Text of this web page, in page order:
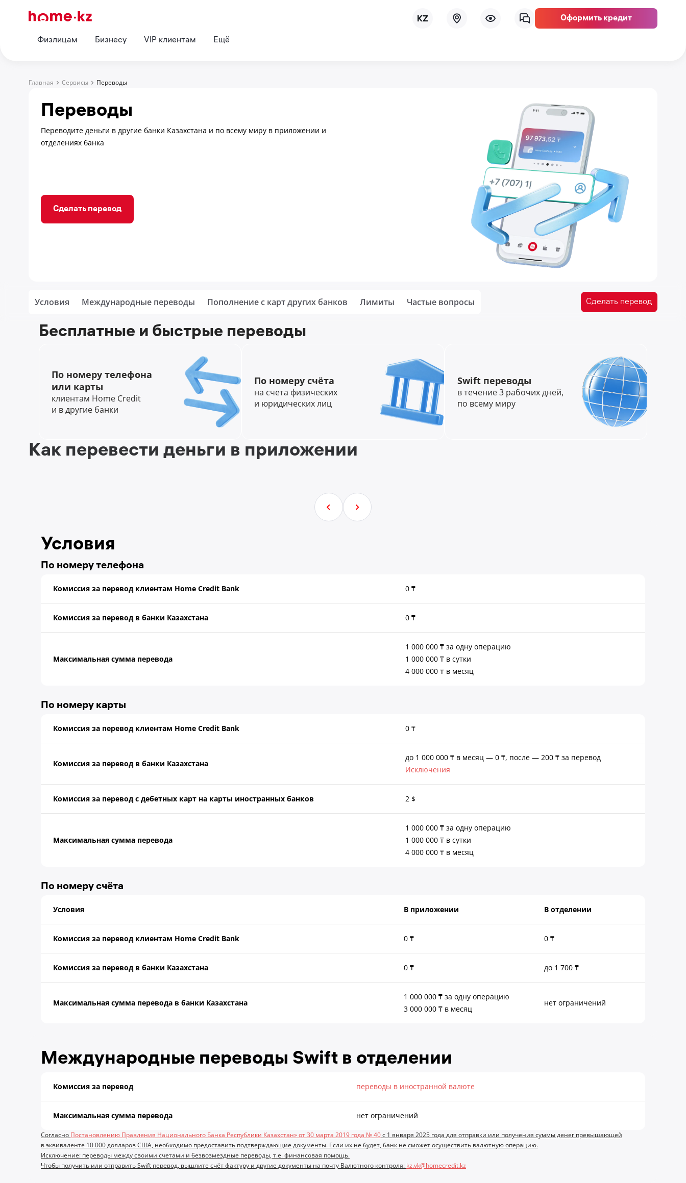
Оформить кредит
Физлицам Бизнесу VIP клиентам Ещё
Главная Сервисы Переводы
Переводы
Переводите деньги в другие банки Казахстана и по всему миру в приложении и
отделениях банка
Сделать перевод
Условия Международные переводы Пополнение с карт других банков Лимиты Частые вопросы Сделать перевод
Бесплатные и быстрые переводы
По номеру телефона
или карты
клиентам Home Credit
и в другие банки
По номеру счёта
на счета физических
и юридических лиц
Swift переводы
в течение 3 рабочих дней,
по всему миру
Как перевести деньги в приложении
Условия
По номеру телефона
Комиссия за перевод клиентам Home Credit Bank 0 ₸
Комиссия за перевод в банки Казахстана 0 ₸
Максимальная сумма перевода
1 000 000 ₸ за одну операцию
1 000 000 ₸ в сутки
4 000 000 ₸ в месяц
По номеру карты
Комиссия за перевод клиентам Home Credit Bank 0 ₸
Комиссия за перевод в банки Казахстана
до 1 000 000 ₸ в месяц — 0 ₸, после — 200 ₸ за перевод
Исключения
Комиссия за перевод с дебетных карт на карты иностранных банков 2 $
Максимальная сумма перевода
1 000 000 ₸ за одну операцию
1 000 000 ₸ в сутки
4 000 000 ₸ в месяц
По номеру счёта
Условия В приложении В отделении
Комиссия за перевод клиентам Home Credit Bank 0 ₸ 0 ₸
Комиссия за перевод в банки Казахстана 0 ₸ до 1 700 ₸
Максимальная сумма перевода в банки Казахстана
1 000 000 ₸ за одну операцию
3 000 000 ₸ в месяц
нет ограничений
Международные переводы Swift в отделении
Комиссия за перевод переводы в иностранной валюте
Максимальная сумма перевода нет ограничений
Согласно Постановлению Правления Национального Банка Республики Казахстан» от 30 марта 2019 года № 40с 1 января 2025 года для отправки или получения суммы денег превышающей
в эквиваленте 10 000 долларов США, необходимо предоставить подтверждающие документы. Если их не будет, банк не сможет осуществить валютную операцию.
Исключение: переводы между своими счетами и безвозмездные переводы, т.е. финансовая помощь.
Чтобы получить или отправить Swift перевод, вышлите счёт фактуру и другие документы на почту Валютного контроля: kz.vk@homecredit.kz